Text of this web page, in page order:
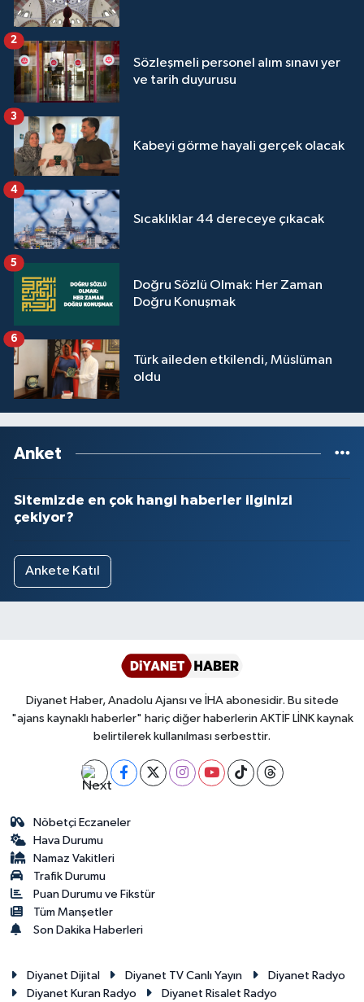
Sözleşmeli personel alım sınavı yer
ve tarih duyurusu
2
Kabeyi görme hayali gerçek olacak
3
Sıcaklıklar 44 dereceye çıkacak
4
Doğru Sözlü Olmak: Her Zaman
Doğru Konuşmak
5
Türk aileden etkilendi, Müslüman
oldu
6
Anket
Sitemizde en çok hangi haberler ilginizi
çekiyor?
Ankete Katıl
Diyanet Haber, Anadolu Ajansı ve İHA abonesidir. Bu sitede
"ajans kaynaklı haberler" hariç diğer haberlerin AKTİF LİNK kaynak
belirtilerek kullanılması serbesttir.
Nöbetçi Eczaneler
Hava Durumu
Namaz Vakitleri
Trafik Durumu
Puan Durumu ve Fikstür
Tüm Manşetler
Son Dakika Haberleri
Diyanet Dijital Diyanet TV Canlı Yayın
Diyanet Radyo
Diyanet Kuran Radyo
Diyanet Risalet Radyo